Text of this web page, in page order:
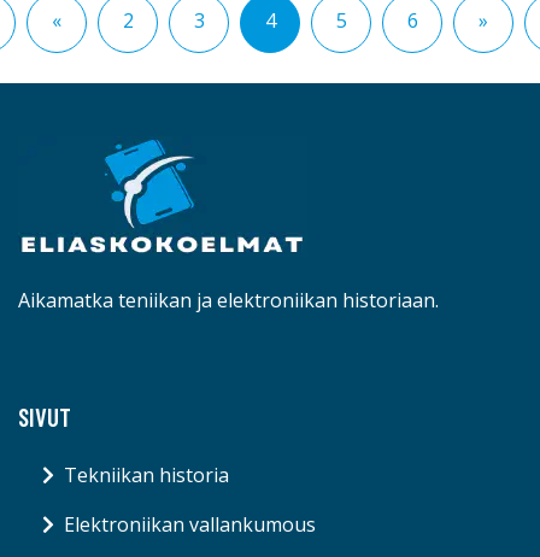
« 2 3 4 5 6 »
Aikamatka teniikan ja elektroniikan historiaan.
SIVUT
Tekniikan historia
Elektroniikan vallankumous